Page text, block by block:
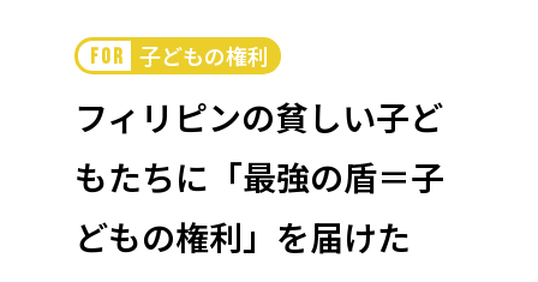
プロジェクトからさがす
カテゴリーからさがす 国際協力
医療・福祉
人権・マイノリティ
関東
注目 新着
支援金額が多い
支援人数が多い
終了日が近い
カテゴリーからさがす
国際協力 医療・福祉
子ども・教育
環境・エシカル
人権・マイノリティ
FOR 子どもの権利
フィリピンの貧しい子ど
もたちに「最強の盾＝子
どもの権利」を届けた